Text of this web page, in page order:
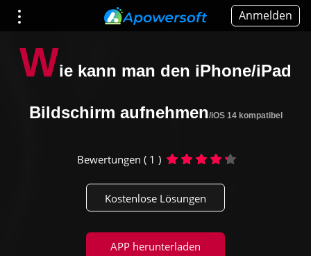
Anmelden
Wie kann man den iPhone/iPad
Bildschirm aufnehmen/iOS 14 kompatibel
Bewertungen ( 1 )
Kostenlose Lösungen
APP herunterladen